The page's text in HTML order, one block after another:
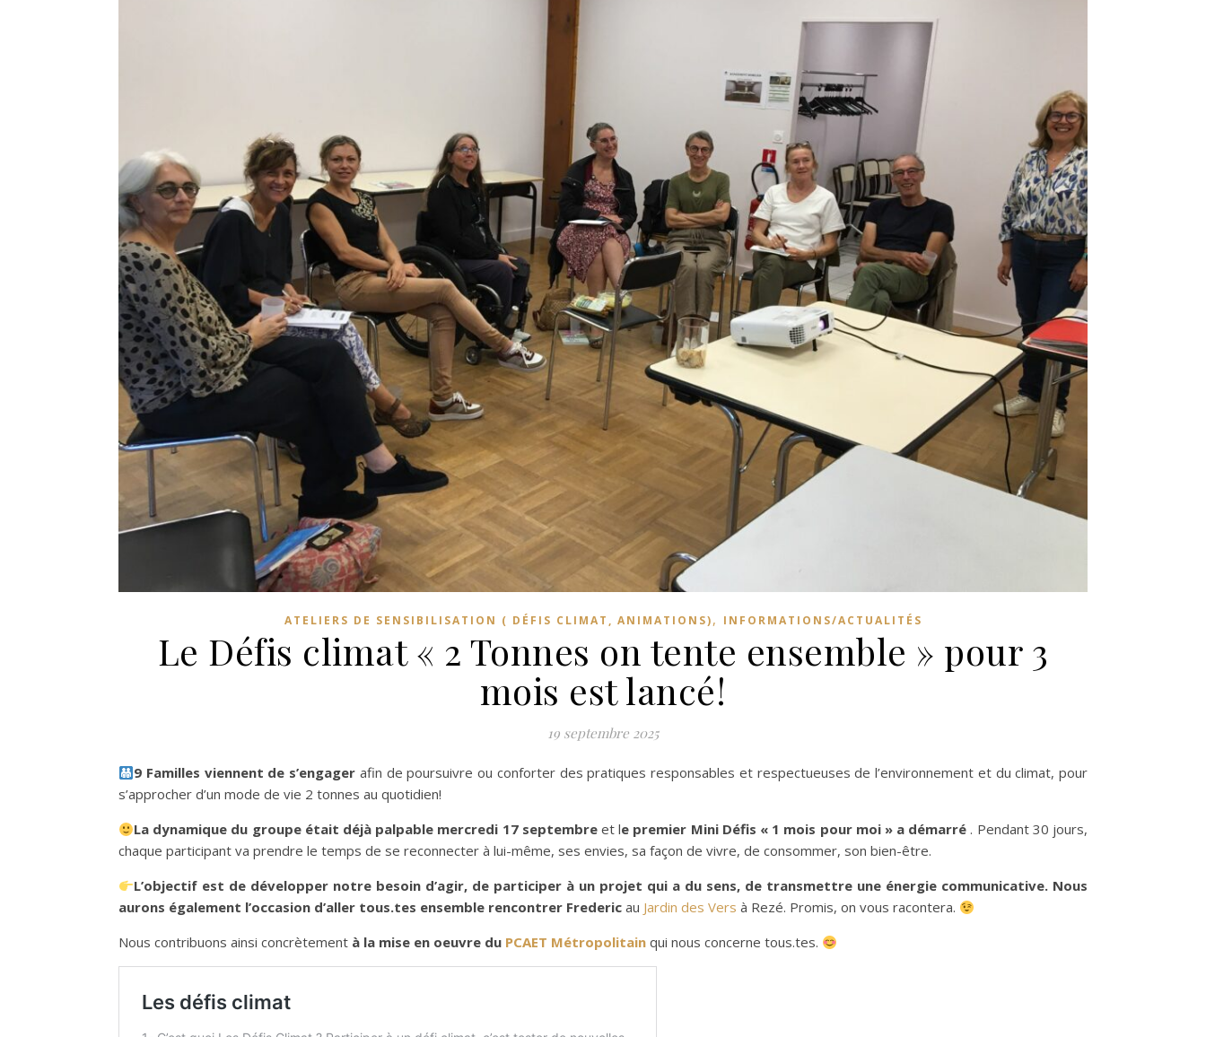
ATELIERS DE SENSIBILISATION ( DÉFIS CLIMAT, ANIMATIONS), INFORMATIONS/ACTUALITÉS
Le Défis climat « 2 Tonnes on tente ensemble » pour 3
mois est lancé!
19 septembre 2025
9 Familles viennent de s’engager afin de poursuivre ou conforter des pratiques responsables et respectueuses de l’environnement et du climat, pour
s’approcher d’un mode de vie 2 tonnes au quotidien!
La dynamique du groupe était déjà palpable mercredi 17 septembreet le premier Mini Défis « 1 mois pour moi » a démarré . Pendant 30 jours,
chaque participant va prendre le temps de se reconnecter à lui-même, ses envies, sa façon de vivre, de consommer, son bien-être.
L’objectif est de développer notre besoin d’agir, de participer à un projet qui a du sens, de transmettre une énergie communicative. Nous
aurons également l’occasion d’aller tous.tes ensemble rencontrer Frederic au Jardin des Vers à Rezé. Promis, on vous racontera.
Nous contribuons ainsi concrètement à la mise en oeuvre du PCAET Métropolitain qui nous concerne tous.tes.